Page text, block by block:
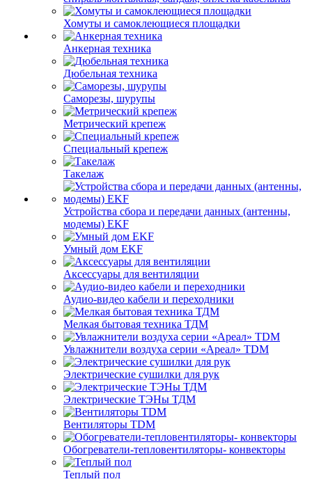
Хомуты и самоклеющиеся площадки
Анкерная техника
Дюбельная техника
Саморезы, шурупы
Метрический крепеж
Специальный крепеж
Такелаж
Устройства сбора и передачи данных (антенны,
модемы) EKF
Умный дом EKF
Аксессуары для вентиляции
Аудио-видео кабели и переходники
Мелкая бытовая техника ТДМ
Увлажнители воздуха серии «Ареал» TDM
Электрические сушилки для рук
Электрические ТЭНы ТДМ
Вентиляторы TDM
Обогреватели-тепловентиляторы- конвекторы
Теплый пол